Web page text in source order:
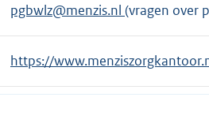
e
n
e
pgbwlz@menzis.nl (vragen over
E
x
https://